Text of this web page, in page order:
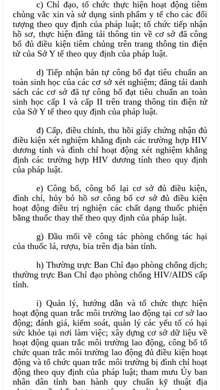
c) Chỉ đạo, tổ chức thực hiện hoạt động tiêm
chủng vắc xin và sử dụng sinh phẩm y tế cho các đối
tượng theo quy định của pháp luật; tổ chức tiếp nhận
hồ sơ, thực hiện đăng tải thông tin về cơ sở đã công
bố đủ điều kiện tiêm chủng trên trang thông tin điện
tử của Sở Y tế theo quy định của pháp luật.
d) Tiếp nhận bản tự công bố đạt tiêu chuẩn an
toàn sinh học của các cơ sở xét nghiệm; đăng tải danh
sách các cơ sở đã tự công bố đạt tiêu chuẩn an toàn
sinh học cấp I và cấp II trên trang thông tin điện tử
của Sở Y tế theo quy định của pháp luật.
đ) Cấp, điều chỉnh, thu hồi giấy chứng nhận đủ
điều kiện xét nghiệm khẳng định các trường hợp HIV
dương tính và đình chỉ hoạt động xét nghiệm khẳng
định các trường hợp HIV dương tính theo quy định
của pháp luật.
e) Công bố, công bố lại cơ sở đủ điều kiện,
đình chỉ, hủy bỏ hồ sơ công bố cơ sở đủ điều kiện
hoạt động điều trị nghiện các chất dạng thuốc phiện
bằng thuốc thay thế theo quy định của pháp luật.
g) Đầu mối về công tác phòng chống tác hại
của thuốc lá, rượu, bia trên địa bàn tỉnh.
h) Thường trực Ban Chỉ đạo phòng chống dịch;
thường trực Ban Chỉ đạo phòng chống HIV/AIDS cấp
tỉnh.
i) Quản lý, hướng dẫn và tổ chức thực hiện
hoạt động quan trắc môi trường lao động tại cơ sở lao
động; đánh giá, kiểm soát, quản lý các yếu tố có hại
sức khỏe tại nơi làm việc; xây dựng cơ sở dữ liệu về
hoạt động quan trắc môi trường lao động, công bố tổ
chức quan trắc môi trường lao động đủ điều kiện hoạt
động và tổ chức quan trắc môi trường bị đình chỉ hoạt
động theo quy định của pháp luật; tham mưu Ủy ban
nhân dân tỉnh ban hành quy chuẩn kỹ thuật địa